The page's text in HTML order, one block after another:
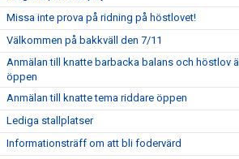
Missa inte prova på ridning på höstlovet!
Välkommen på bakkväll den 7/11
Anmälan till knatte barbacka balans och höstlov
öppen
Anmälan till knatte tema riddare öppen
Lediga stallplatser
Informationsträff om att bli fodervärd